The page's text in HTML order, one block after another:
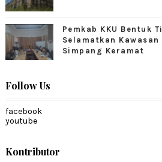
Pemkab KKU Bentuk
Selamatkan
Simpang Keramat
Follow Us
facebook
youtube
Kontributor